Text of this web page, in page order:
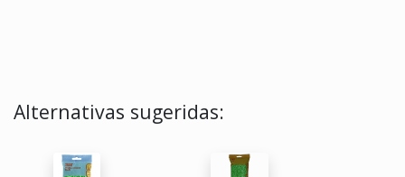
Alternativas sugeridas: